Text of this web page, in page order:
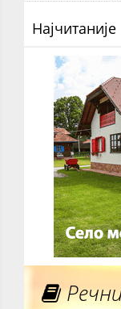
Најчитаније